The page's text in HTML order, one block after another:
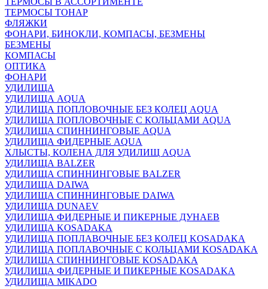
ТЕРМОСЫ ТОНАР
ФЛЯЖКИ
ФОНАРИ, БИНОКЛИ, КОМПАСЫ, БЕЗМЕНЫ
БЕЗМЕНЫ
КОМПАСЫ
ОПТИКА
ФОНАРИ
УДИЛИЩА
УДИЛИЩА AQUA
УДИЛИЩА ПОПЛОВОЧНЫЕ БЕЗ КОЛЕЦ AQUA
УДИЛИЩА ПОПЛОВОЧНЫЕ С КОЛЬЦАМИ AQUA
УДИЛИЩА СПИННИНГОВЫЕ AQUA
УДИЛИЩА ФИДЕРНЫЕ AQUA
ХЛЫСТЫ, КОЛЕНА ДЛЯ УДИЛИЩ AQUA
УДИЛИЩА BALZER
УДИЛИЩА СПИННИНГОВЫЕ BALZER
УДИЛИЩА DAIWA
УДИЛИЩА СПИННИНГОВЫЕ DAIWA
УДИЛИЩА DUNAEV
УДИЛИЩА ФИДЕРНЫЕ И ПИКЕРНЫЕ ДУНАЕВ
УДИЛИЩА KOSADAKA
УДИЛИЩА ПОПЛАВОЧНЫЕ БЕЗ КОЛЕЦ KOSADAKA
УДИЛИЩА ПОПЛАВОЧНЫЕ С КОЛЬЦАМИ KOSADAKA
УДИЛИЩА СПИННИНГОВЫЕ KOSADAKA
УДИЛИЩА ФИДЕРНЫЕ И ПИКЕРНЫЕ KOSADAKA
УДИЛИЩА MIKADO